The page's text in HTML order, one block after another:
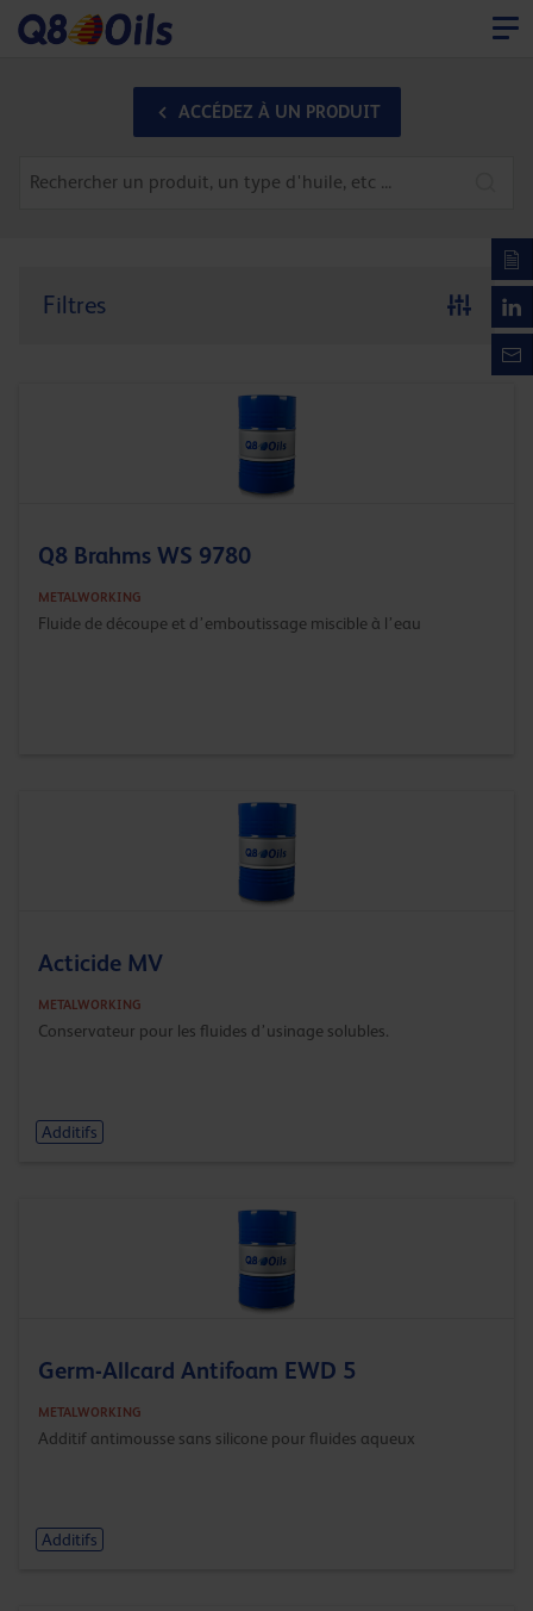
ACCÉDEZ À UN PRODUIT
Filtres
Q8 Brahms WS 9780
METALWORKING
Fluide de découpe et d’emboutissage miscible à l’eau
Acticide MV
METALWORKING
Conservateur pour les fluides d’usinage solubles.
Additifs
Germ-Allcard Antifoam EWD 5
METALWORKING
Additif antimousse sans silicone pour fluides aqueux
Additifs